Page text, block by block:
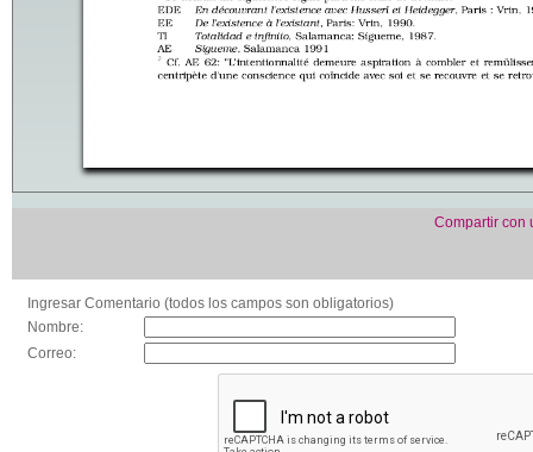
Compartir con
Ingresar Comentario (todos los campos son obligatorios)
Nombre:
Correo: